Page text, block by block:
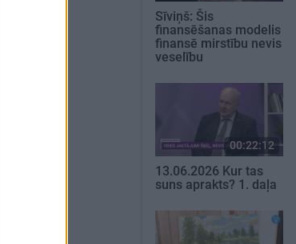
Sīviņš: Šis
finansēšanas modelis
finansē mirstību nevis
veselību
00:22:12
13.06.2026 Kur tas
suns aprakts? 1. daļa